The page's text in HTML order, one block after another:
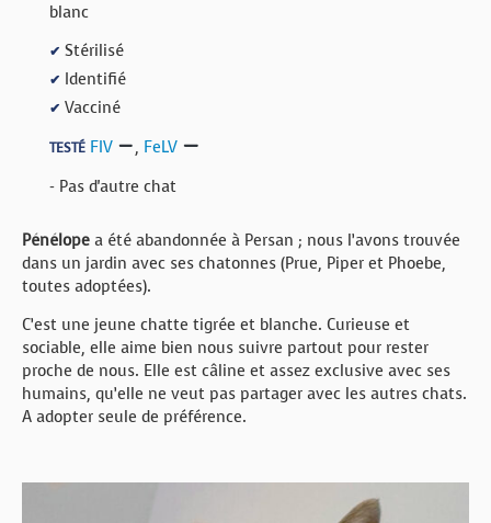
blanc
✔ Stérilisé
✔ Identifié
✔ Vacciné
TESTÉ FIV , FeLV
- Pas d'autre chat
Pénélope a été abandonnée à Persan ; nous l’avons trouvée
dans un jardin avec ses chatonnes (Prue, Piper et Phoebe,
toutes adoptées).
C’est une jeune chatte tigrée et blanche. Curieuse et
sociable, elle aime bien nous suivre partout pour rester
proche de nous. Elle est câline et assez exclusive avec ses
humains, qu’elle ne veut pas partager avec les autres chats.
A adopter seule de préférence.